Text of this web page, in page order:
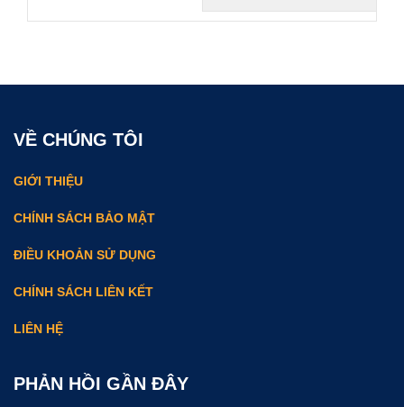
VỀ CHÚNG TÔI
GIỚI THIỆU
CHÍNH SÁCH BẢO MẬT
ĐIỀU KHOẢN SỬ DỤNG
CHÍNH SÁCH LIÊN KẾT
LIÊN HỆ
PHẢN HỒI GẦN ĐÂY